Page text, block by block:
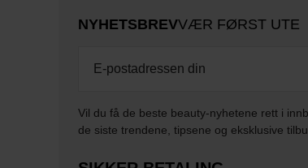
NYHETSBREVVÆR FØRST UTE
Vil du få de beste beauty-nyhetene rett i
de siste trendene, tipsene og eksklusive